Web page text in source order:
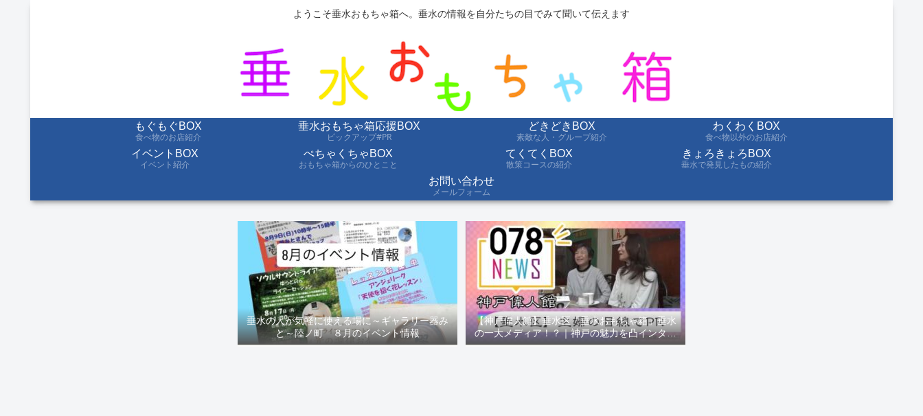
ようこそ垂水おもちゃ箱へ。垂水の情報を自分たちの目でみて聞いて伝えます
もぐもぐBOX
食べ物のお店紹介
垂水おもちゃ箱応援BOX
ピックアップ#PR
どきどきBOX
素敵な人・グループ紹介
わくわくBOX
食べ物以外のお店紹介
イベントBOX
イベント紹介
ぺちゃくちゃBOX
おもちゃ箱からのひとこと
てくてくBOX
散策コースの紹介
きょろきょろBOX
垂水で発見したもの紹介
お問い合わせ
メールフォーム
垂水の人が気軽に使える場に～ギャラリー器み
と～陸ノ町 ８月のイベント情報
【神戸偉人館】垂水区「垂水おもちゃ箱」垂水
の一大メディア！？｜神戸の魅力を凸インタビ
ュー！！【078NEWS( 078ニュース)】